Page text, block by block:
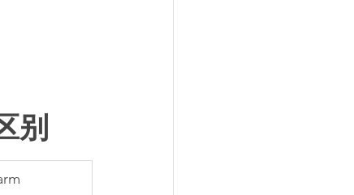
别